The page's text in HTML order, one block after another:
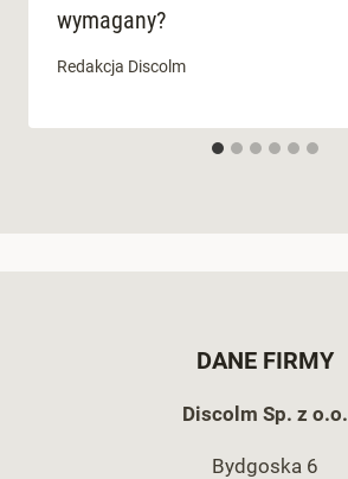
wymagany?
Redakcja Discolm
DANE FIRMY
Discolm Sp. z o.o.
Bydgoska 6